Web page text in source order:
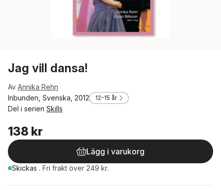
Jag vill dansa!
Av Annika Rehn
Inbunden, Svenska, 2012
12-15 år
Del i serien Skills
138 kr
Lägg i varukorg
Skickas . Fri frakt över 249 kr.